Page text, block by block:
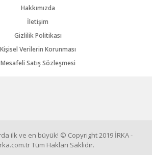
Hakkımızda
İletişim
Gizlilik Politikası
Kişisel Verilerin Korunması
Mesafeli Satış Sözleşmesi
ilk ve en büyük! © Copyright 2019 İRKA -
Tüm Hakları Saklıdır.